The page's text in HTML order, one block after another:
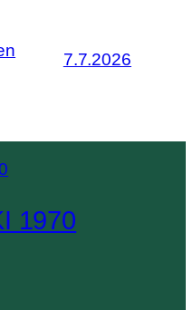
7.7.2026
1970